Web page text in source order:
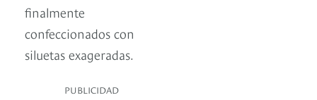
finalmente
confeccionados con
siluetas exageradas.
PUBLICIDAD